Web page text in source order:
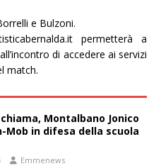
e Bulzoni.
permetterà a
di accedere ai servizi
match.
Montalbano Jonico
Mob in difesa della scuola
Emmenews